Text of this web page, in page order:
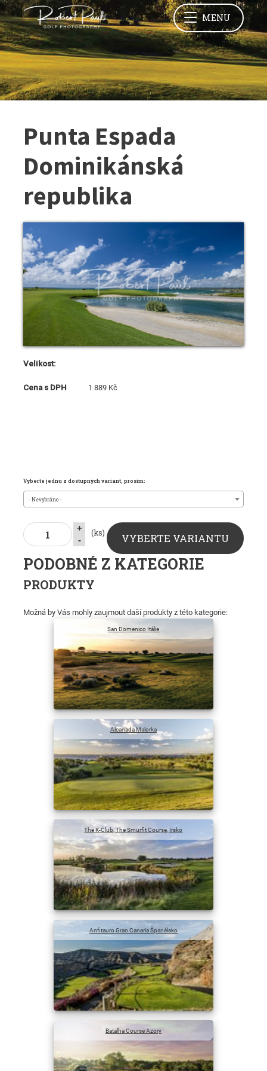
MENU
Punta Espada
Dominikánská
republika
Velikost:
Cena s DPH 1 889 Kč
Vyberte jednu z dostupných variant, prosím:
- Nevybráno -
+
-
(ks) VYBERTE VARIANTU
PODOBNÉ Z KATEGORIE
PRODUKTY
Možná by Vás mohly zaujmout daší produkty z této kategorie:
San Domenico Itálie
Alcanada Malorka
The K-Club, The Smurfit Course, Irsko
Anfitauro Gran Canaria Španělsko
Batalha Course Azory